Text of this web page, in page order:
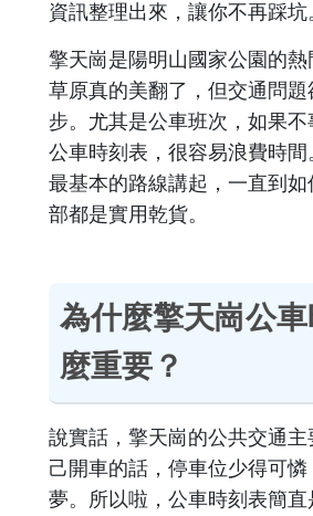
資訊整理出來，讓你不再踩坑
擎天崗是陽明山國家公園的
草原真的美翻了，但交通問
步。尤其是公車班次，如果
公車時刻表，很容易浪費時
最基本的路線講起，一直到
部都是實用乾貨。
為什麼擎天崗公
麼重要？
說實話，擎天崗的公共交通主
己開車的話，停車位少得可
夢。所以啦，公車時刻表簡